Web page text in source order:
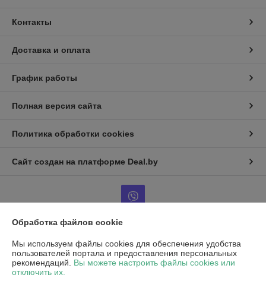
Контакты
Доставка и оплата
График работы
Полная версия сайта
Политика обработки cookies
Сайт создан на платформе Deal.by
Информация для покупателя
Юридическое лицо:Частное унитарное предприятие «Воркаут Мед»
РБ, 220030, г. Минск, ул. Октябрьская, д.5, оф.109
Обработка файлов cookie
Мы используем файлы cookies для обеспечения удобства
пользователей портала и предоставления персональных
рекомендаций. Вы можете настроить файлы cookies или
отключить их.